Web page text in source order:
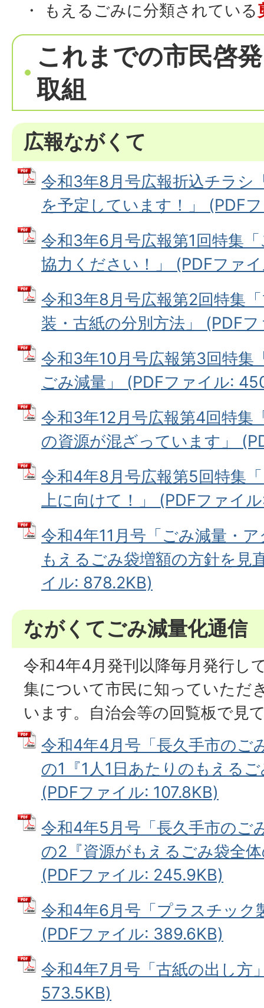
・ もえるごみに分類されている
これまでの市民啓
取組
広報ながくて
令和3年8月号広報折込チラシ
を予定しています！」 (PDF
令和3年6月号広報第1回特集
協力ください！」 (PDFファ
令和3年8月号広報第2回特集
装・古紙の分別方法」 (PDF
令和3年10月号広報第3回特集
ごみ減量」 (PDFファイル:
令和3年12月号広報第4回特集
の資源が混ざっています」
令和4年8月号広報第5回特集
上に向けて！」 (PDFファイ
令和4年11月号「ごみ減量・
もえるごみ袋増額の方針を見
イル: 878.2KB)
ながくてごみ減量化通信
令和4年4月発刊以降毎月発行し
集について市民に知っていただ
います。自治会等の回覧板で見
令和4年4月号「長久手市のご
の1『1人1日あたりのもえる
(PDFファイル: 107.8KB)
令和4年5月号「長久手市のご
の2『資源がもえるごみ袋全
(PDFファイル: 245.9KB)
令和4年6月号「プラスチック
(PDFファイル: 389.6KB)
令和4年7月号「古紙の出し方
573.5KB)